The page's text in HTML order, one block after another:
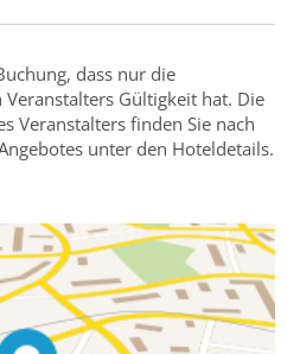
dass nur die
Gültigkeit hat. Die
Veranstalters finden Sie nach
unter den Hoteldetails.